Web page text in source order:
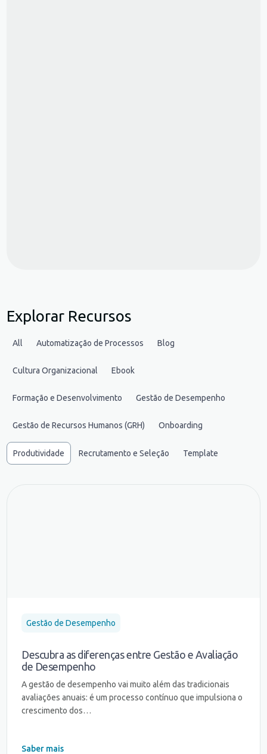
Explorar Recursos
All Automatização de Processos Blog
Cultura Organizacional Ebook
Formação e Desenvolvimento Gestão de Desempenho
Gestão de Recursos Humanos (GRH) Onboarding
Produtividade Recrutamento e Seleção Template
Gestão de Desempenho
Descubra as diferenças entre Gestão e Avaliação
de Desempenho
A gestão de desempenho vai muito além das tradicionais
avaliações anuais: é um processo contínuo que impulsiona o
crescimento dos…
Saber mais